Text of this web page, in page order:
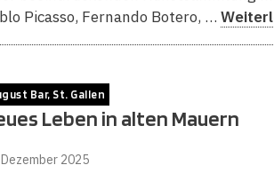
Picasso, Fernando Botero, …
Bar, St. Gallen
Leben in alten Mauern
2025